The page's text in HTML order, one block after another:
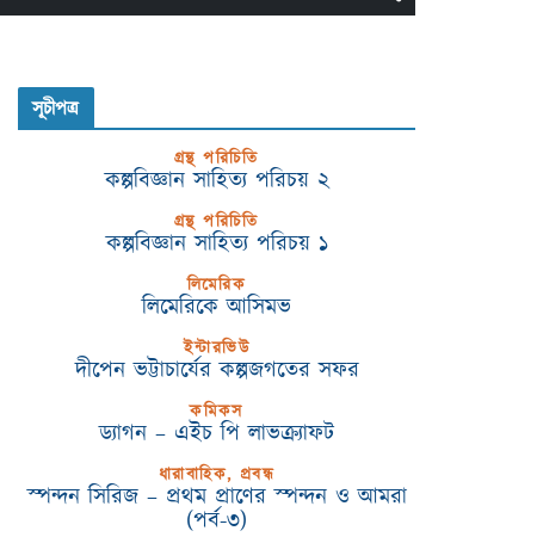
সূচীপত্র
গ্রন্থ পরিচিতি
কল্পবিজ্ঞান সাহিত্য পরিচয় ২
গ্রন্থ পরিচিতি
কল্পবিজ্ঞান সাহিত্য পরিচয় ১
লিমেরিক
লিমেরিকে আসিমভ
ইন্টারভিউ
দীপেন ভট্টাচার্যের কল্পজগতের সফর
কমিকস
ড্যাগন – এইচ পি লাভক্র্যাফট
ধারাবাহিক, প্রবন্ধ
স্পন্দন সিরিজ – প্রথম প্রাণের স্পন্দন ও আমরা
(পর্ব-৩)